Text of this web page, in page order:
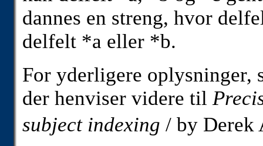
dannes en streng, hvor
delfelt *a eller *b.
For yderligere oplysninger,
der henviser videre til
subject indexing / by Derek